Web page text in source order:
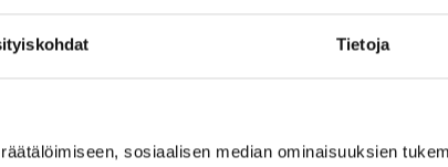
Tietoja
sosiaalisen median ominaisuuksien